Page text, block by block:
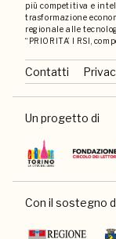
più competitiva e
trasformazione
regionale alle
“PRIORITA’ I RSI,
Contatti
Un progetto di
Con il sostegno